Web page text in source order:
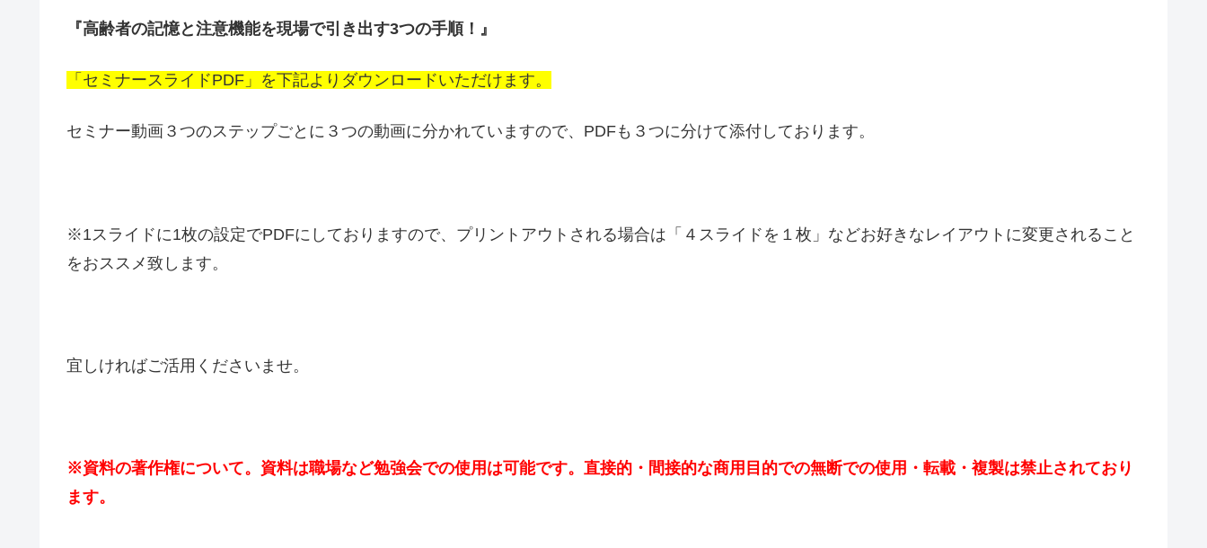
『高齢者の記憶と注意機能を現場で引き出す3つの手順！』
「セミナースライドPDF」を下記よりダウンロードいただけます。
セミナー動画３つのステップごとに３つの動画に分かれていますので、PDFも３つに分けて添付しております。
※1スライドに1枚の設定でPDFにしておりますので、プリントアウトされる場合は「４スライドを１枚」などお好きなレイアウトに変更されること
をおススメ致します。
宜しければご活用くださいませ。
※資料の著作権について。資料は職場など勉強会での使用は可能です。直接的・間接的な商用目的での無断での使用・転載・複製は禁止されており
ます。